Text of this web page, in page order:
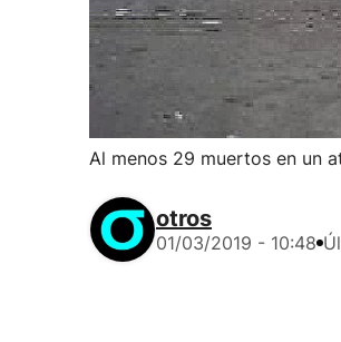
Al menos 29 muertos en un
otros
01/03/2019 - 10:48